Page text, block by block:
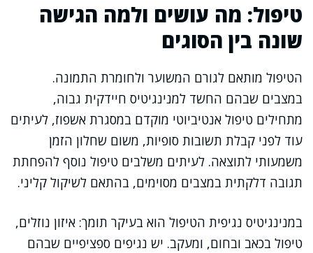
טיפול: מה עושים ולמה הגישה
שונה בין הסוגים
הטיפול מותאם לגורם המשוער ולחומרת התמונה.
במצבים שבהם החשד למנינגיטיס חיידקית גבוה,
מתחילים טיפול אנטיביוטי מוקדם במסגרת אשפוז, לעיתים
עוד לפני קבלת תשובות סופיות, משום שחלון הזמן
משמעותי לתוצאה. לעיתים משלבים טיפול נוסף להפחתת
תגובה דלקתית במצבים מסוימים, בהתאם לשיקול קליני.
במנינגיטיס נגיפית הטיפול הוא בעיקר תומך: איזון נוזלים,
טיפול בכאב ובחום, ומעקב. יש נגיפים ספציפיים שבהם